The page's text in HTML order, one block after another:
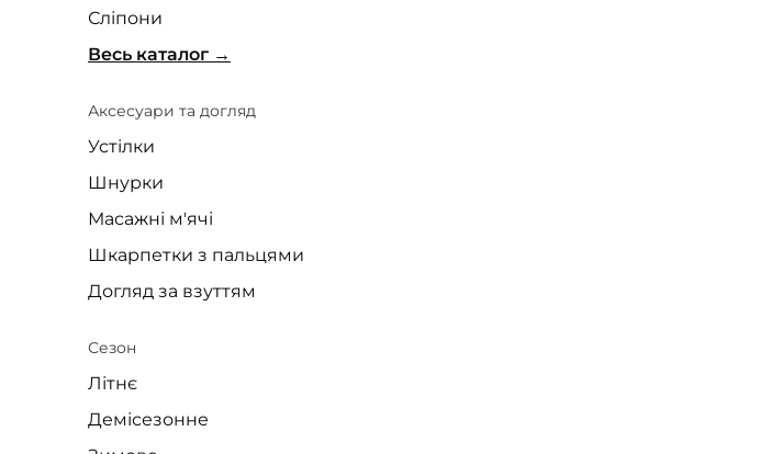
Сліпони
Весь каталог
Аксесуари та догляд
Устілки
Шнурки
Масажні м'ячі
Шкарпетки з пальцями
Догляд за взуттям
Сезон
Літнє
Демісезонне